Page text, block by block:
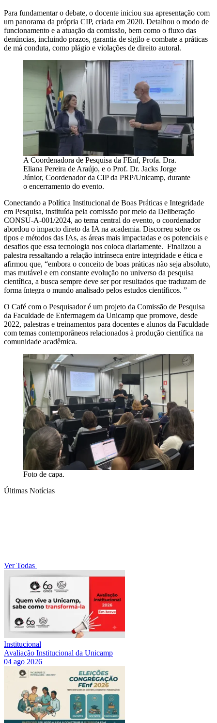
Para fundamentar o debate, o docente iniciou sua apresentação com
um panorama da própria CIP, criada em 2020. Detalhou o modo de
funcionamento e a atuação da comissão, bem como o fluxo das
denúncias, incluindo prazos, garantia de sigilo e combate a práticas
de má conduta, como plágio e violações de direito autoral.
A Coordenadora de Pesquisa da FEnf, Profa. Dra.
Eliana Pereira de Araújo, e o Prof. Dr. Jacks Jorge
Júnior, Coordenador da CIP da PRP/Unicamp, durante
o encerramento do evento.
Conectando a Política Institucional de Boas Práticas e Integridade
em Pesquisa, instituída pela comissão por meio da Deliberação
CONSU-A-001/2024, ao tema central do evento, o coordenador
abordou o impacto direto da IA na academia. Discorreu sobre os
tipos e métodos das IAs, as áreas mais impactadas e os potenciais e
desafios que essa tecnologia nos coloca diariamente. Finalizou a
palestra ressaltando a relação intrínseca entre integridade e ética e
afirmou que, “embora o conceito de boas práticas não seja absoluto,
mas mutável e em constante evolução no universo da pesquisa
científica, a busca sempre deve ser por resultados que traduzam de
forma íntegra o mundo analisado pelos estudos científicos. ”
O Café com o Pesquisador é um projeto da Comissão de Pesquisa
da Faculdade de Enfermagem da Unicamp que promove, desde
2022, palestras e treinamentos para docentes e alunos da Faculdade
com temas contemporâneos relacionados à produção científica na
comunidade acadêmica.
Foto de capa.
Últimas Notícias
Ver Todas
Institucional
Avaliação Institucional da Unicamp
04 ago 2026